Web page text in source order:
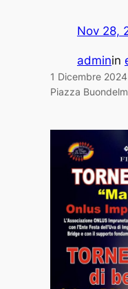
Nov 28,
adminin
1 Dicembre
Piazza